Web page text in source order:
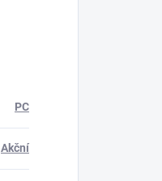
PC
Akční